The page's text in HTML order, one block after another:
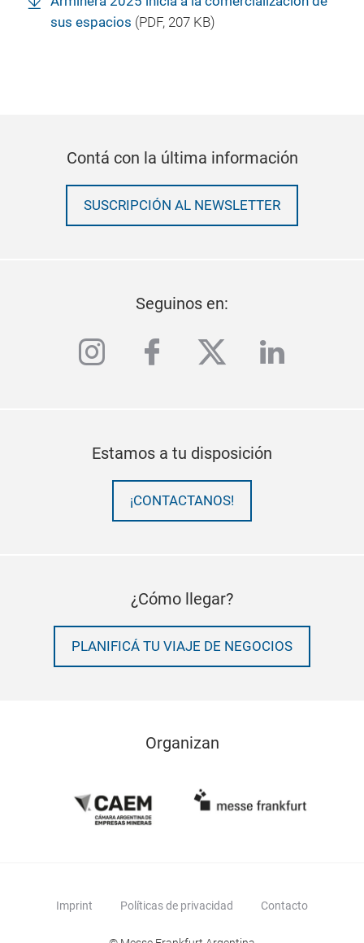
sus espacios (PDF, 207 KB)
Contá con la última información
SUSCRIPCIÓN AL NEWSLETTER
Seguinos en:
instagram
facebook
twitterlinkedin
Estamos a tu disposición
¡CONTACTANOS!
¿Cómo llegar?
PLANIFICÁ TU VIAJE DE NEGOCIOS
Organizan
Imprint Políticas de privacidad Contacto